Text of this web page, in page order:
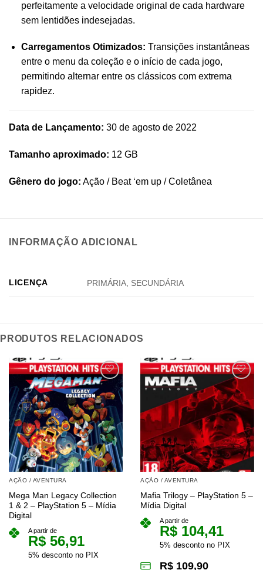
perfeitamente a velocidade original de cada hardware
sem lentidões indesejadas.
Carregamentos Otimizados: Transições instantâneas
entre o menu da coleção e o início de cada jogo,
permitindo alternar entre os clássicos com extrema
rapidez.
Data de Lançamento: 30 de agosto de 2022
Tamanho aproximado: 12 GB
Gênero do jogo: Ação / Beat ‘em up / Coletânea
INFORMAÇÃO ADICIONAL
LICENÇA PRIMÁRIA, SECUNDÁRIA
PRODUTOS RELACIONADOS
AÇÃO / AVENTURA
Mega Man Legacy Collection
1 & 2 – PlayStation 5 – Mídia
Digital
A partir de
R$ 56,91
5% desconto no PIX
AÇÃO / AVENTURA
Mafia Trilogy – PlayStation 5 –
Mídia Digital
A partir de
R$ 104,41
5% desconto no PIX
R$ 109,90